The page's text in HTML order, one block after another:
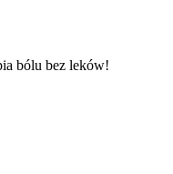
bólu bez leków!